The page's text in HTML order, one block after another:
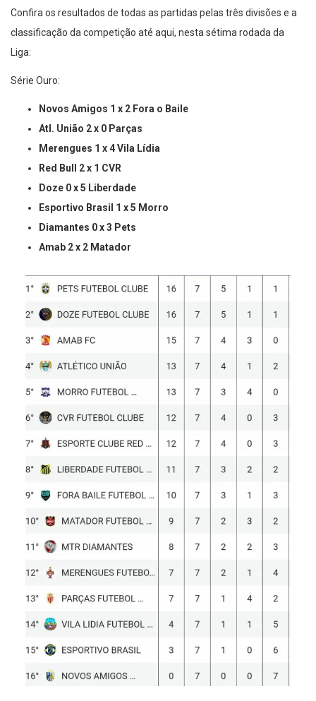
Confira os resultados de todas as partidas pelas três divisões e a
classificação da competição até aqui, nesta sétima rodada da
Liga:
Série Ouro:
Novos Amigos 1 x 2 Fora o Baile
Atl. União 2 x 0 Parças
Merengues 1 x 4 Vila Lídia
Red Bull 2 x 1 CVR
Doze 0 x 5 Liberdade
Esportivo Brasil 1 x 5 Morro
Diamantes 0 x 3 Pets
Amab 2 x 2 Matador